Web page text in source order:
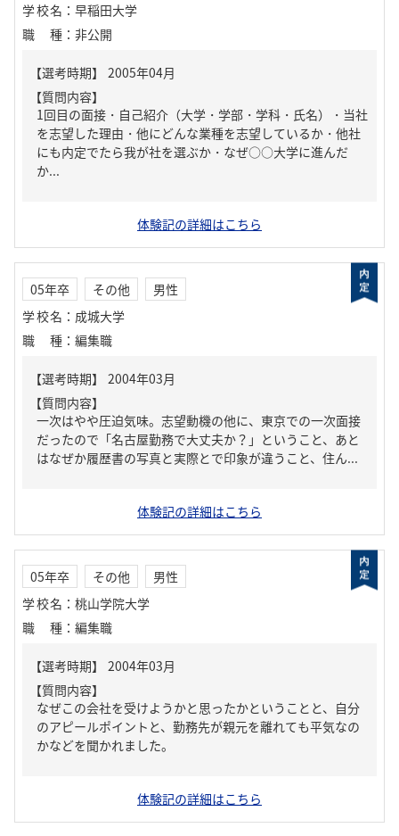
学校名 ： 早稲田大学
職種 ： 非公開
【質問内容】
1回目の面接・自己紹介（大学・学部・学科・氏名）・当社
を志望した理由・他にどんな業種を志望しているか・他社
にも内定でたら我が社を選ぶか・なぜ○○大学に進んだ
か...
体験記の詳細はこちら
05年卒 その他
男性
学校名 ： 成城大学
職種 ： 編集職
【質問内容】
一次はやや圧迫気味。志望動機の他に、東京での一次面接
だったので「名古屋勤務で大丈夫か？」ということ、あと
はなぜか履歴書の写真と実際とで印象が違うこと、住ん...
体験記の詳細はこちら
05年卒 その他
男性
学校名 ： 桃山学院大学
職種 ： 編集職
【質問内容】
なぜこの会社を受けようかと思ったかということと、自分
のアピールポイントと、勤務先が親元を離れても平気なの
かなどを聞かれました。
体験記の詳細はこちら